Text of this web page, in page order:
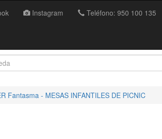
Instagram Teléfono: 950 100 135
Fantasma - MESAS INFANTILES DE PICNIC